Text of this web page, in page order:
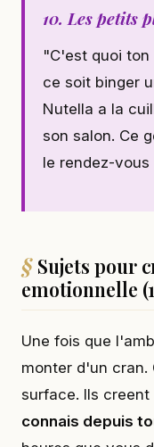
10. Les petits
"C'est quoi
ce soit binger
Nutella a la
son salon. Ce
le rendez-
Sujets pour
emotionnelle
Une fois que
monter d'un cran.
surface. Ils
connais depuis